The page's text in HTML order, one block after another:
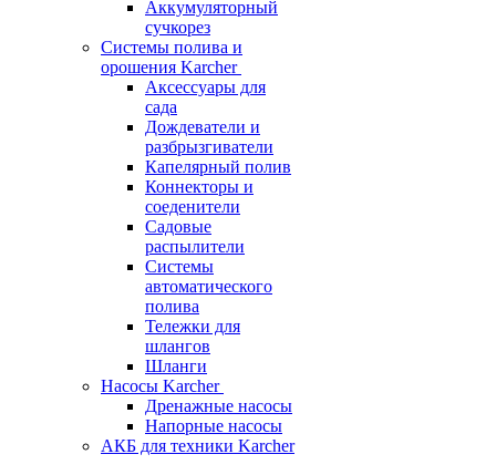
Аккумуляторный
сучкорез
Системы полива и
орошения Karcher
Аксессуары для
сада
Дождеватели и
разбрызгиватели
Капелярный полив
Коннекторы и
соеденители
Садовые
распылители
Системы
автоматического
полива
Тележки для
шлангов
Шланги
Насосы Karcher
Дренажные насосы
Напорные насосы
АКБ для техники Karcher